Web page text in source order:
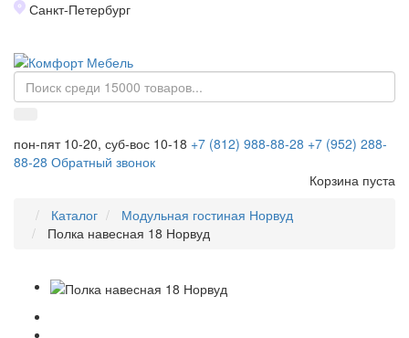
Санкт-Петербург
пон-пят 10-20, суб-вос 10-18 +7 (812) 988-88-28 +7 (952) 288-
88-28 Обратный звонок
Корзина пуста
Каталог
Модульная гостиная Норвуд
Полка навесная 18 Норвуд